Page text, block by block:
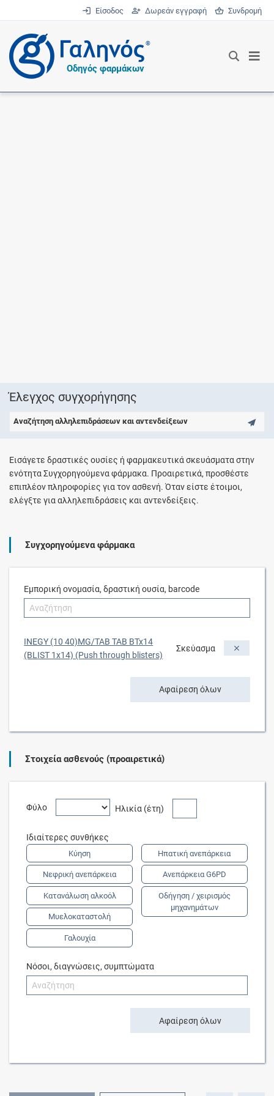
Είσοδος Δωρεάν εγγραφή Συνδρομή
®
Οδηγός φαρμάκων
Έλεγχος συγχορήγησης
Αναζήτηση αλληλεπιδράσεων και αντενδείξεων
Εισάγετε δραστικές ουσίες ή φαρμακευτικά σκευάσματα στην
ενότητα Συγχορηγούμενα φάρμακα. Προαιρετικά, προσθέστε
επιπλέον πληροφορίες για τον ασθενή. Όταν είστε έτοιμοι,
ελέγξτε για αλληλεπιδράσεις και αντενδείξεις.
Συγχορηγούμενα φάρμακα
Εμπορική ονομασία, δραστική ουσία, barcode
INEGY (10 40)MG/TAB TAB BTx14
(BLIST 1x14) (Push through blisters)
Σκεύασμα
Αφαίρεση όλων
Στοιχεία ασθενούς (προαιρετικά)
Φύλο Ηλικία (έτη)
Ιδιαίτερες συνθήκες
Κύηση
Νεφρική ανεπάρκεια
Κατανάλωση αλκοόλ
Μυελοκαταστολή
Γαλουχία
Ηπατική ανεπάρκεια
Ανεπάρκεια G6PD
Οδήγηση / χειρισμός
μηχανημάτων
Νόσοι, διαγνώσεις, συμπτώματα
Αφαίρεση όλων